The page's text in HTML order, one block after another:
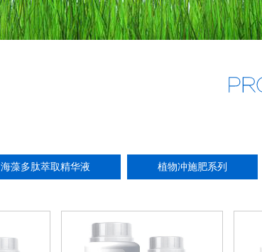
海藻多肽萃取精华液 植物冲施肥系列